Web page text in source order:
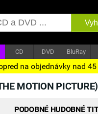
CD DVD BluRay
na objednávky nad 45
MOTION PICTURE)
PODOBNÉ HUDOBNÉ